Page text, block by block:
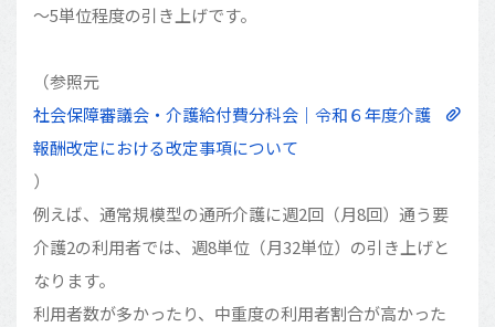
～5単位程度の引き上げです。
（参照元
社会保障審議会・介護給付費分科会｜令和６年度介護
報酬改定における改定事項について
）
例えば、通常規模型の通所介護に週2回（月8回）通う要
介護2の利用者では、週8単位（月32単位）の引き上げと
なります。
利用者数が多かったり、中重度の利用者割合が高かった